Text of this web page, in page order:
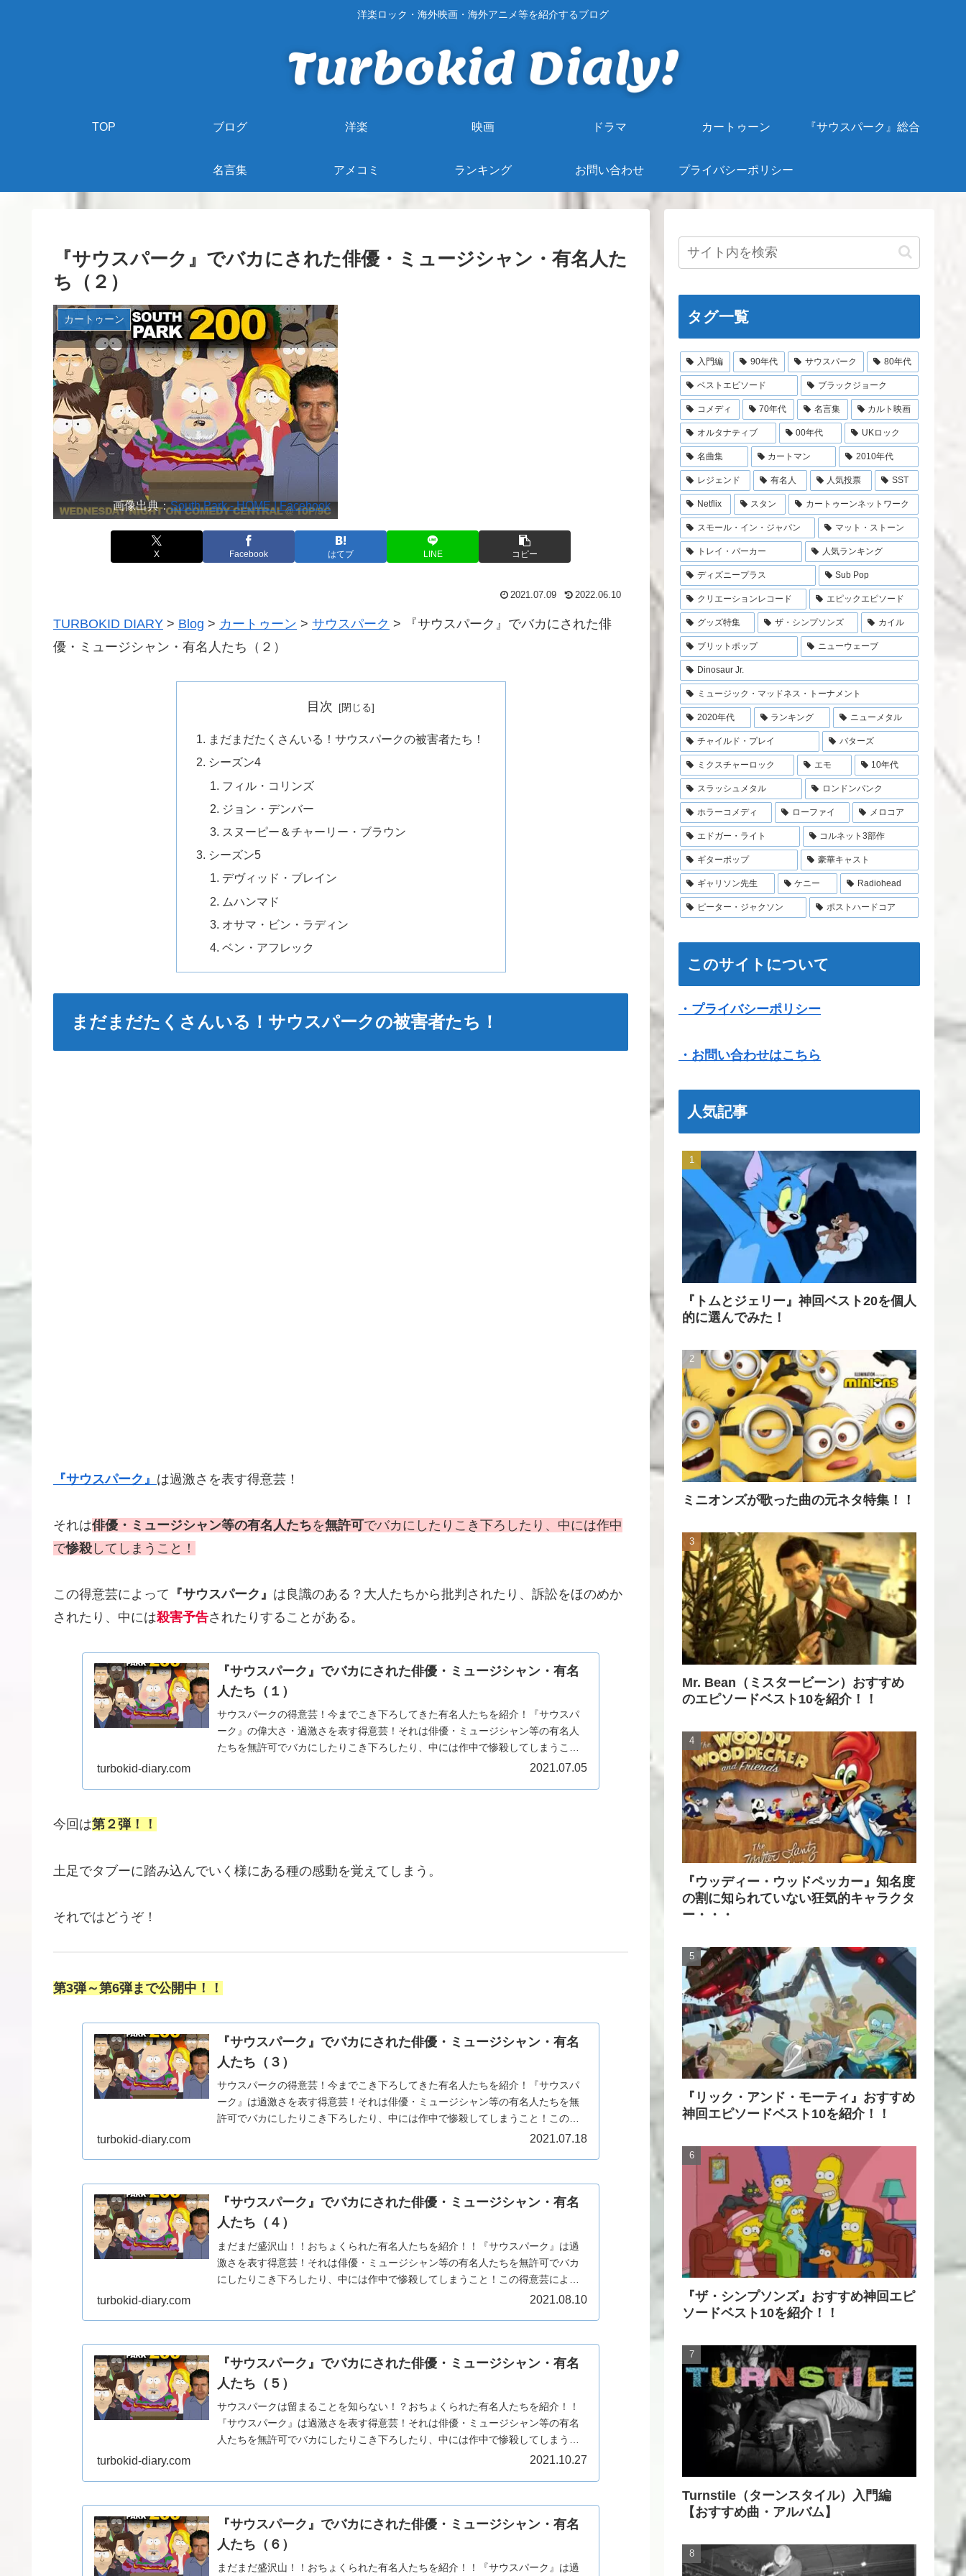
洋楽ロック・海外映画・海外アニメ等を紹介するブログ
TOP ブログ 洋楽 映画 ドラマ カートゥーン 『サウスパーク』総合
名言集 アメコミ ランキング お問い合わせ プライバシーポリシー
『サウスパーク』でバカにされた俳優・ミュージシャン・有名人た
ち（２）
カートゥーン
画像出典：South Park - HOME | Facebook
X Facebook はてブ LINE コピー
2021.07.09 2022.06.10
TURBOKID DIARY > Blog > カートゥーン > サウスパーク >
『サウスパーク』でバカにされた俳
優・ミュージシャン・有名人たち（２）
目次
まだまだたくさんいる！サウスパークの被害者たち！
シーズン4
フィル・コリンズ
ジョン・デンバー
スヌーピー＆チャーリー・ブラウン
シーズン5
デヴィッド・ブレイン
ムハンマド
オサマ・ビン・ラディン
ベン・アフレック
まだまだたくさんいる！サウスパークの被害者たち！
『サウスパーク』 は過激さを表す得意芸！
それは俳優・ミュージシャン等の有名人たちを無許可でバカにしたりこき下ろしたり、中には作中
で惨殺 してしまうこと！
この得意芸によって 『サウスパーク』 は良識のある？大人たちから批判されたり、訴訟をほのめか
されたり、中には殺害予告されたりすることがある。
『サウスパーク』でバカにされた俳優・ミュージシャン・有名
人たち（１）
サウスパークの得意芸！今までこき下ろしてきた有名人たちを紹介！『サウスパ
ーク』の偉大さ・過激さを表す得意芸！それは俳優・ミュージシャン等の有名人
たちを無許可でバカにしたりこき下ろしたり、中には作中で惨殺してしまうこ
turbokid-diary.com 2021.07.05
今回は第２弾！！
土足でタブーに踏み込んでいく様にある種の感動を覚えてしまう。
それではどうぞ！
第3弾～第6弾まで公開中！！
『サウスパーク』でバカにされた俳優・ミュージシャン・有名
人たち（３）
サウスパークの得意芸！今までこき下ろしてきた有名人たちを紹介！『サウスパ
ーク』は過激さを表す得意芸！それは俳優・ミュージシャン等の有名人たちを無
許可でバカにしたりこき下ろしたり、中には作中で惨殺してしまうこと！この得
turbokid-diary.com 2021.07.18
『サウスパーク』でバカにされた俳優・ミュージシャン・有名
人たち（４）
まだまだ盛沢山！！おちょくられた有名人たちを紹介！！『サウスパーク』は過
激さを表す得意芸！それは俳優・ミュージシャン等の有名人たちを無許可でバカ
にしたりこき下ろしたり、中には作中で惨殺してしまうこと！この得意芸によっ
turbokid-diary.com 2021.08.10
『サウスパーク』でバカにされた俳優・ミュージシャン・有名
人たち（５）
サウスパークは留まることを知らない！？おちょくられた有名人たちを紹介！！
『サウスパーク』は過激さを表す得意芸！それは俳優・ミュージシャン等の有名
人たちを無許可でバカにしたりこき下ろしたり、中には作中で惨殺してしまうこ
turbokid-diary.com 2021.10.27
『サウスパーク』でバカにされた俳優・ミュージシャン・有名
人たち（６）
まだまだ盛沢山！！おちょくられた有名人たちを紹介！！『サウスパーク』は過
タグ一覧
入門編 90年代 サウスパーク 80年代
ベストエピソード ブラックジョーク
コメディ 70年代 名言集 カルト映画
オルタナティブ 00年代 UKロック
名曲集 カートマン 2010年代
レジェンド 有名人 人気投票 SST
Netflix スタン カートゥーンネットワーク
スモール・イン・ジャパン マット・ストーン
トレイ・パーカー 人気ランキング
ディズニープラス Sub Pop
クリエーションレコード エピックエピソード
グッズ特集 ザ・シンプソンズ カイル
ブリットポップ ニューウェーブ
Dinosaur Jr.
ミュージック・マッドネス・トーナメント
2020年代 ランキング ニューメタル
チャイルド・プレイ バターズ
ミクスチャーロック エモ 10年代
スラッシュメタル ロンドンパンク
ホラーコメディ ローファイ メロコア
エドガー・ライト コルネット3部作
ギターポップ 豪華キャスト
ギャリソン先生 ケニー Radiohead
ピーター・ジャクソン ポストハードコア
このサイトについて
・プライバシーポリシー
・お問い合わせはこちら
人気記事
『トムとジェリー』神回ベスト20を個人
的に選んでみた！
ミニオンズが歌った曲の元ネタ特集！！
Mr. Bean（ミスタービーン）おすすめ
のエピソードベスト10を紹介！！
『ウッディー・ウッドペッカー』知名度
の割に知られていない狂気的キャラクタ
ー・・・
『リック・アンド・モーティ』おすすめ
神回エピソードベスト10を紹介！！
『ザ・シンプソンズ』おすすめ神回エピ
ソードベスト10を紹介！！
Turnstile（ターンスタイル）入門編
【おすすめ曲・アルバム】